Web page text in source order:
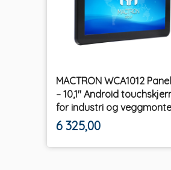
MACTRON WCA1012
– 10,1" Android
for industri og
Pris
6 325,00mva.